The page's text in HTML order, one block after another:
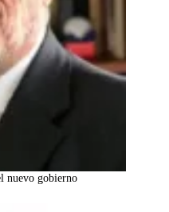
nuevo gobierno